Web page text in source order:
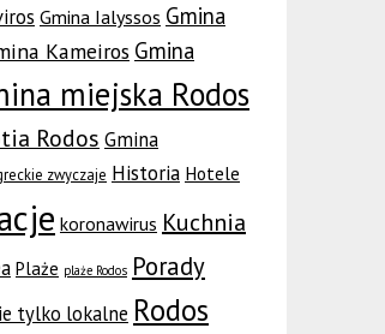
Gmina Ialyssos Gmina
Kameiros Gmina
miejska Rodos
Rodos Gmina
zwyczaje Historia Hotele
koronawirus Kuchnia
Plaże plaże Rodos Porady
tylko lokalne Rodos